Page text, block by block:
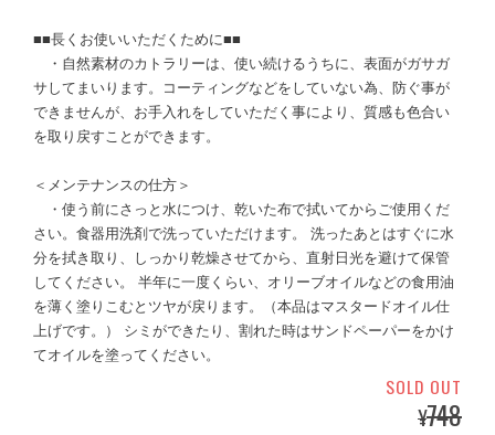
■■長くお使いいただくために■■
・自然素材のカトラリーは、使い続けるうちに、表面がガサガ
サしてまいります。コーティングなどをしていない為、防ぐ事が
できませんが、お手入れをしていただく事により、質感も色合い
を取り戻すことができます。
＜メンテナンスの仕方＞
・使う前にさっと水につけ、乾いた布で拭いてからご使用くだ
さい。食器用洗剤で洗っていただけます。 洗ったあとはすぐに水
分を拭き取り、しっかり乾燥させてから、直射日光を避けて保管
してください。 半年に一度くらい、オリーブオイルなどの食用油
を薄く塗りこむとツヤが戻ります。（本品はマスタードオイル仕
上げです。） シミができたり、割れた時はサンドペーパーをかけ
てオイルを塗ってください。
SOLD OUT
¥748